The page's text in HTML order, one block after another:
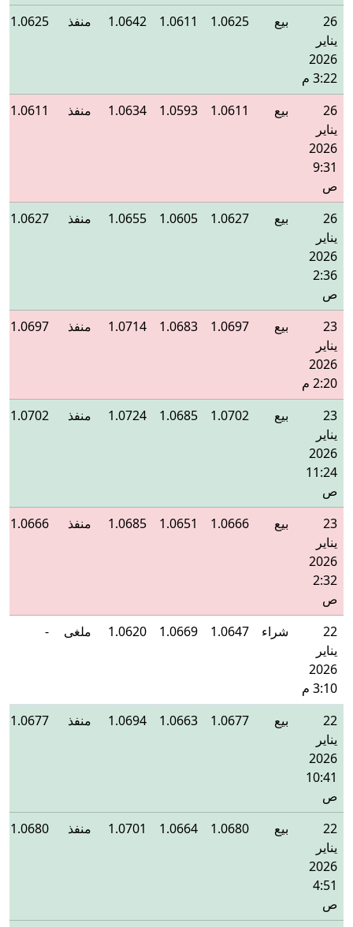
26
يناير
2026
3:22 م
بيع 1.0625
1.0611
1.0642 منفذ 1.0625
26
يناير
2026
9:31
ص
بيع 1.0611
1.0593
1.0634 منفذ 1.0611
26
يناير
2026
2:36
ص
بيع 1.0627
1.0605
1.0655 منفذ 1.0627
23
يناير
2026
2:20 م
بيع 1.0697
1.0683
1.0714 منفذ 1.0697
23
يناير
2026
11:24
ص
بيع 1.0702
1.0685
1.0724 منفذ 1.0702
23
يناير
2026
2:32
ص
بيع 1.0666
1.0651
1.0685 منفذ 1.0666
22
يناير
2026
3:10 م
شراء 1.0647
1.0669
1.0620 ملغى -
22
يناير
2026
10:41
ص
بيع 1.0677
1.0663
1.0694 منفذ 1.0677
22
يناير
2026
4:51
ص
بيع 1.0680
1.0664
1.0701 منفذ 1.0680